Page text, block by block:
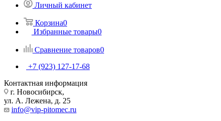
Личный кабинет
Корзина0
Избранные товары0
Сравнение товаров0
+7 (923) 127-17-68
Контактная информация
г. Новосибирск,
ул. А. Лежена, д. 25
info@vip-pitomec.ru